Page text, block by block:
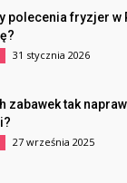
polecenia fryzjer w
31 stycznia 2026
zabawek tak
27 września 2025